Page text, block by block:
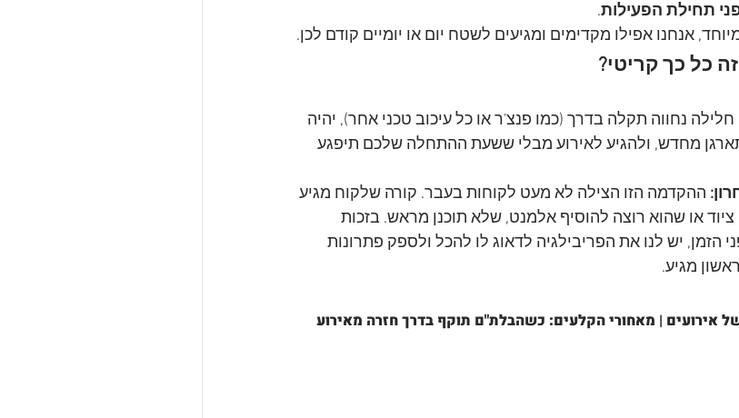
.
אנחנו אפילו מקדימים ומגיעים לשטח יום או יומיים קודם לכן.
כל כך קריטי?
נחווה תקלה בדרך (כמו פנצ'ר או כל עיכוב טכני אחר), יהיה
מחדש, ולהגיע לאירוע מבלי ששעת ההתחלה שלכם תיפגע
ההקדמה הזו הצילה לא מעט לקוחות בעבר. קורה שלקוח מגיע
או שהוא רוצה להוסיף אלמנט, שלא תוכנן מראש. בזכות
הזמן, יש לנו את הפריבילגיה לדאוג לו להכל ולספק פתרונות
מגיע.
אירועים | מאחורי הקלעים: כשהבלת"ם תוקף בדרך חזרה מאירוע